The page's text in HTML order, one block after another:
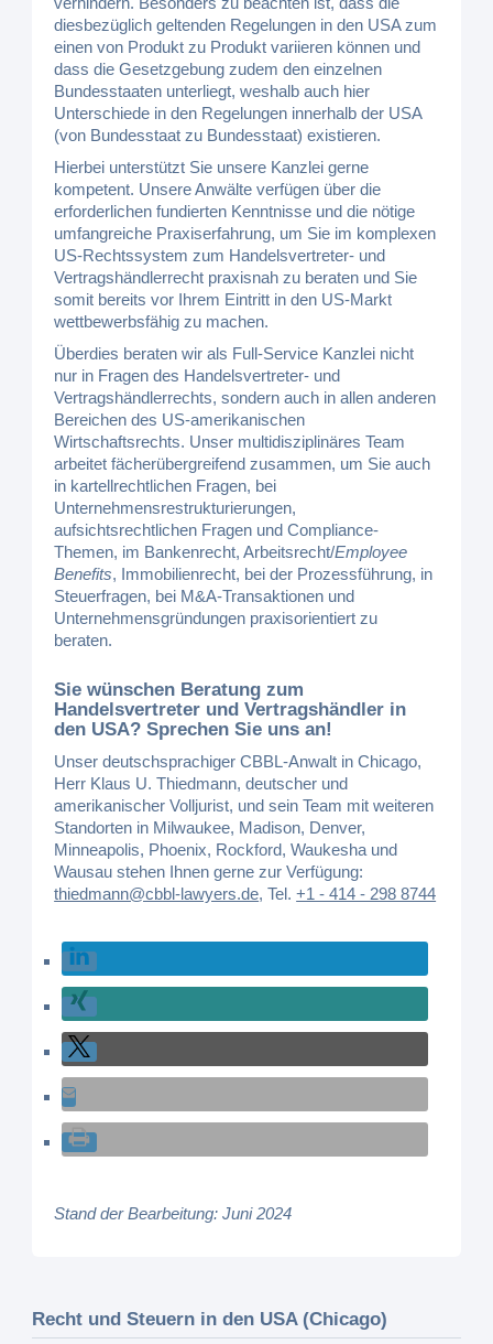
diesbezüglich geltenden Regelungen in den USA zum
einen von Produkt zu Produkt variieren können und
dass die Gesetzgebung zudem den einzelnen
Bundesstaaten unterliegt, weshalb auch hier
Unterschiede in den Regelungen innerhalb der USA
(von Bundesstaat zu Bundesstaat) existieren.
Hierbei unterstützt Sie unsere Kanzlei gerne
kompetent. Unsere Anwälte verfügen über die
erforderlichen fundierten Kenntnisse und die nötige
umfangreiche Praxiserfahrung, um Sie im komplexen
US-Rechtssystem zum Handelsvertreter- und
Vertragshändlerrecht praxisnah zu beraten und Sie
somit bereits vor Ihrem Eintritt in den US-Markt
wettbewerbsfähig zu machen.
Überdies beraten wir als Full-Service Kanzlei nicht
nur in Fragen des Handelsvertreter- und
Vertragshändlerrechts, sondern auch in allen anderen
Bereichen des US-amerikanischen
Wirtschaftsrechts. Unser multidisziplinäres Team
arbeitet fächerübergreifend zusammen, um Sie auch
in kartellrechtlichen Fragen, bei
Unternehmensrestrukturierungen,
aufsichtsrechtlichen Fragen und Compliance-
Themen, im Bankenrecht, Arbeitsrecht/Employee
Benefits, Immobilienrecht, bei der Prozessführung, in
Steuerfragen, bei M&A-Transaktionen und
Unternehmensgründungen praxisorientiert zu
beraten.
Sie wünschen Beratung zum
Handelsvertreter und Vertragshändler in
den USA? Sprechen Sie uns an!
Unser deutschsprachiger CBBL-Anwalt in Chicago,
Herr Klaus U. Thiedmann, deutscher und
amerikanischer Volljurist, und sein Team mit weiteren
Standorten in Milwaukee, Madison, Denver,
Minneapolis, Phoenix, Rockford, Waukesha und
Wausau stehen Ihnen gerne zur Verfügung:
thiedmann@cbbl-lawyers.de,Tel.+1 - 414 - 298 8744
Stand der Bearbeitung: Juni 2024
Recht und Steuern in den USA (Chicago)